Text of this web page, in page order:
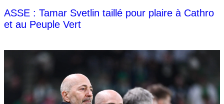
ASSE : Tamar Svetlin taillé pour plaire à Cathro
et au Peuple Vert